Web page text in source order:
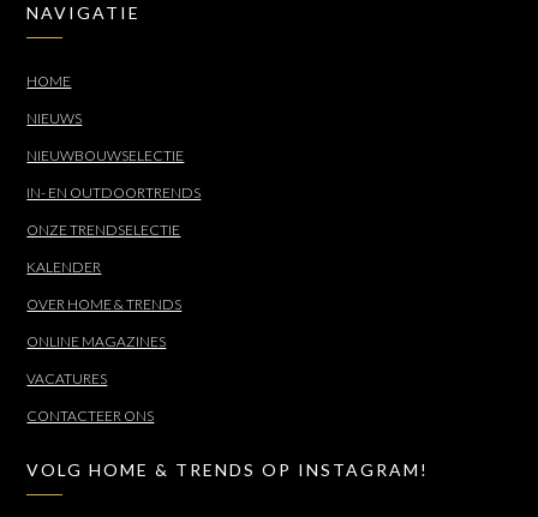
NAVIGATIE
HOME
NIEUWS
NIEUWBOUWSELECTIE
IN- EN OUTDOORTRENDS
ONZE TRENDSELECTIE
KALENDER
OVER HOME & TRENDS
ONLINE MAGAZINES
VACATURES
CONTACTEER ONS
VOLG HOME & TRENDS OP INSTAGRAM!